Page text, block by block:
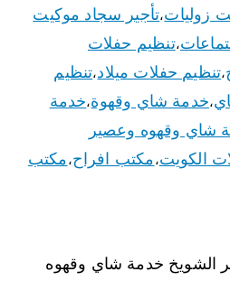
زوليات،تأجير سجاد موكيت
،تنظيم حفلات
،تنظيم حفلات ميلاد،تنظيم
،خدمة شاي وقهوة،خدمة
شاي وقهوه وعصير
الكويت،مكتب افراح،مكتب
الشويخ خدمة شاي وقهوه